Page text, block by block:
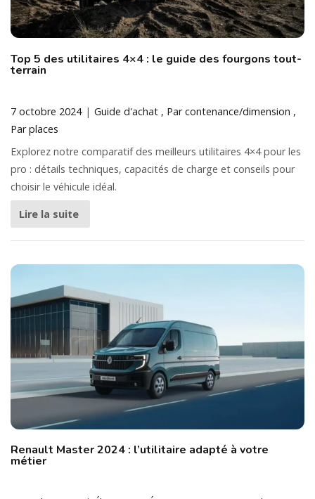
Top 5 des utilitaires 4×4 : le guide des fourgons tout-
terrain
7 octobre 2024 Guide d'achat
Par contenance/dimension
Par places
Explorez notre comparatif des meilleurs utilitaires 4×4 pour les
pro : détails techniques, capacités de charge et conseils pour
choisir le véhicule idéal.
Lire la suite
Renault Master 2024 : l’utilitaire adapté à votre
métier